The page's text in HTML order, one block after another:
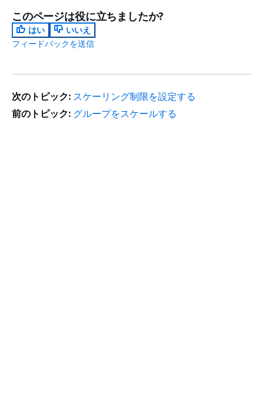
このページは役に立ちましたか?
はい
いいえ
フィードバックを送信
次のトピック: スケーリング制限を設定する
前のトピック: グループをスケールする